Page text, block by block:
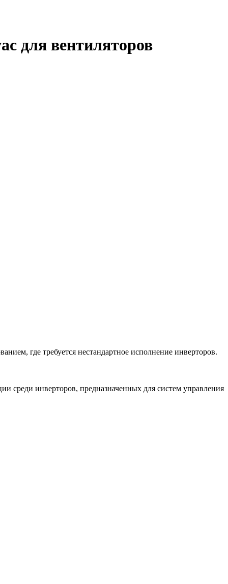
для вентиляторов
где требуется нестандартное исполнение инверторов.
среди инверторов, предназначенных для систем управления